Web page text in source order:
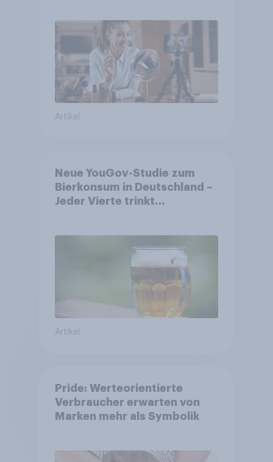
Artikel
Neue YouGov-Studie zum
Bierkonsum in Deutschland –
Jeder Vierte trinkt
wächst um über 23 Prozent
Artikel
Pride: Werteorientierte
Verbraucher erwarten von
Marken mehr als Symbolik